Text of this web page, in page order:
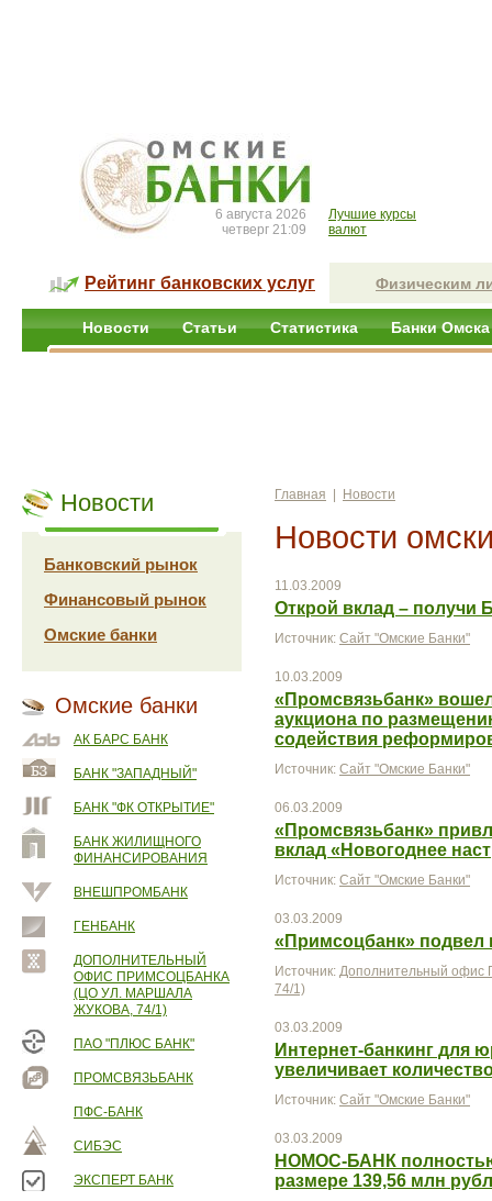
6 августа 2026
четверг 21:09
Лучшие курсы
валют
Рейтинг банковских услуг Физическим
Новости Статьи Статистика Банки Омска
Новости
Банковский рынок
Финансовый рынок
Омские банки
Омские банки
АК БАРС БАНК
БАНК "ЗАПАДНЫЙ"
БАНК "ФК ОТКРЫТИЕ"
БАНК ЖИЛИЩНОГО
ФИНАНСИРОВАНИЯ
ВНЕШПРОМБАНК
ГЕНБАНК
ДОПОЛНИТЕЛЬНЫЙ
ОФИС ПРИМСОЦБАНКА
(ЦО УЛ. МАРШАЛА
ЖУКОВА, 74/1)
ПАО "ПЛЮС БАНК"
ПРОМСВЯЗЬБАНК
ПФС-БАНК
СИБЭС
ЭКСПЕРТ БАНК
Главная Новости
Новости
11.03.2009
Открой вклад – получи
Источник: Сайт "Омские Банки"
10.03.2009
«Промсвязьбанк»
аукциона по
содействия
Источник: Сайт "Омские Банки"
06.03.2009
«Промсвязьбанк»
вклад «Новогоднее
Источник: Сайт "Омские Банки"
03.03.2009
«Примсоцбанк» подвел
Источник: Дополнительный офис
74/1)
03.03.2009
Интернет-банкинг для
увеличивает
Источник: Сайт "Омские Банки"
03.03.2009
НОМОС-БАНК
размере 139,56 млн